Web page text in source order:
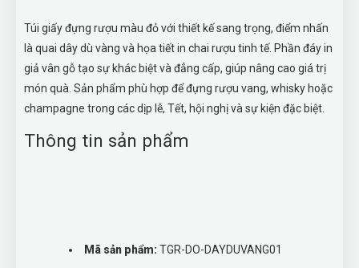
Túi giấy đựng rượu màu đỏ với thiết kế sang trọng, điểm nhấn
là quai dây dù vàng và họa tiết in chai rượu tinh tế. Phần đáy in
giả vân gỗ tạo sự khác biệt và đẳng cấp, giúp nâng cao giá trị
món quà. Sản phẩm phù hợp để đựng rượu vang, whisky hoặc
champagne trong các dịp lễ, Tết, hội nghị và sự kiện đặc biệt.
Thông tin sản phẩm
Mã sản phẩm: TGR-DO-DAYDUVANG01